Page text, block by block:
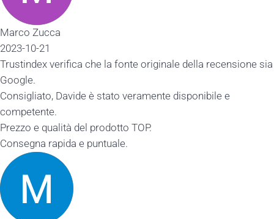
verifica che la fonte originale della recensione sia
Davide è stato veramente disponibile e
del prodotto TOP.
rapida e puntuale.